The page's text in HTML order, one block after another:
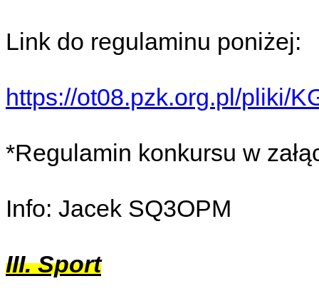
Link do regulaminu poniżej:
https://ot08.pzk.org.pl/pliki/
*Regulamin konkursu w
Info: Jacek SQ3OPM
III. Sport